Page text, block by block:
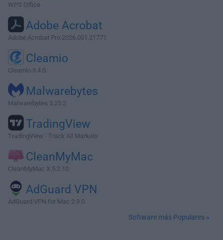
WPS Office
Adobe Acrobat
Adobe Acrobat Pro 2026.001.21771
Cleamio
Cleamio 3.4.0
Malwarebytes
Malwarebytes 5.25.2
TradingView
TradingView - Track All Markets
CleanMyMac
CleanMyMac X 5.2.10
AdGuard VPN
AdGuard VPN for Mac 2.9.0
Software más Populares »